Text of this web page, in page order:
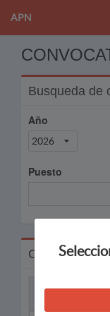
APN
Busqueda de
Año
2026
Puesto
Convocatorias